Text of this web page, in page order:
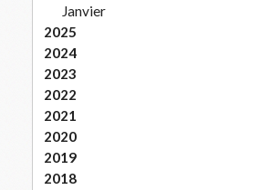
Janvier
2025
2024
2023
2022
2021
2020
2019
2018